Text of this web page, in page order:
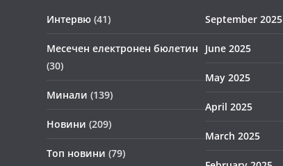
Интервю (41)
Месечен електронен бюлетин
(30)
Минали (139)
Новини (209)
Топ новини (79)
September 2025
June 2025
May 2025
April 2025
March 2025